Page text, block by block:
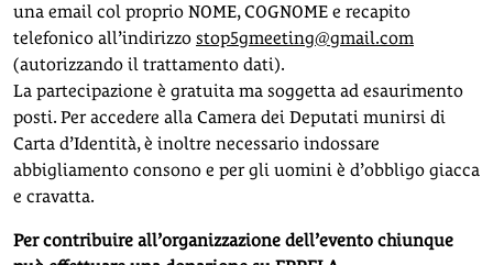
una email col proprio NOME, COGNOME e recapito
telefonico all’indirizzo stop5gmeeting@gmail.com
(autorizzando il trattamento dati).
La partecipazione è gratuita ma soggetta ad esaurimento
posti. Per accedere alla Camera dei Deputati munirsi di
Carta d’Identità, è inoltre necessario indossare
abbigliamento consono e per gli uomini è d’obbligo giacca
e cravatta.
Per contribuire all’organizzazione dell’evento chiunque